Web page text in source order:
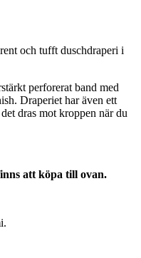
och tufft duschdraperi i
perforerat band med
Draperiet har även ett
dras mot kroppen när du
att köpa till ovan.